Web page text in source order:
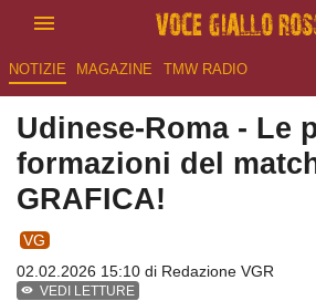
NOTIZIE MAGAZINE TMW RADIO
Udinese-Roma - Le
formazioni del
GRAFICA!
VG
02.02.2026 15:10 di Redazione VGR
VEDI LETTURE